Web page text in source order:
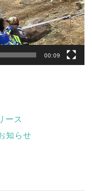
00:09
ース
知らせ